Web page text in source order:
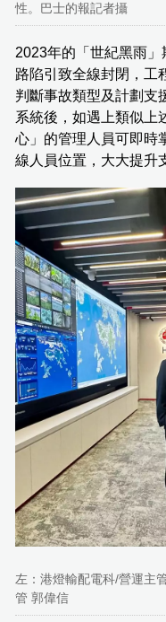
性。巴士的報記者攝
2023年的「世紀黑雨
路陷引致全線封閉，工
判斷事故類型及計劃支
系統後，如遇上類似上
心」的管理人員可即時
線人員位置，大大提升
左：港燈輸配電科/營運主
管 郭偉信